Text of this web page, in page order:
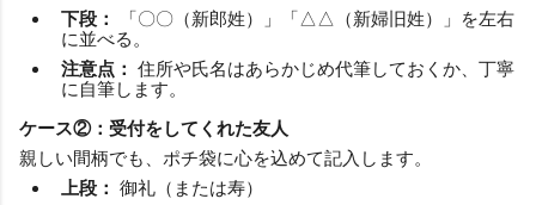
下段：
「〇〇（新郎姓）」「△△（新婦旧姓）」を左右
に並べる。
注意点： 住所や氏名はあらかじめ代筆しておくか、丁寧
に自筆します。
ケース②：受付をしてくれた友人
親しい間柄でも、ポチ袋に心を込めて記入します。
上段： 御礼（または寿）